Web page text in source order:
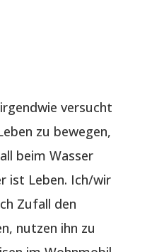
versucht
zu bewegen,
beim Wasser
ist Leben. Ich/wir
Zufall den
nutzen ihn zu